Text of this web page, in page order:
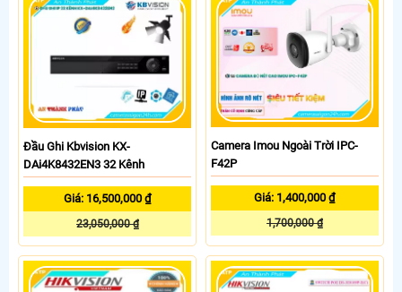
Đầu Ghi Kbvision KX-
DAi4K8432EN3 32 Kênh
Giá: 16,500,000 ₫
23,050,000 ₫
Camera Imou Ngoài Trời IPC-
F42P
Giá: 1,400,000 ₫
1,700,000 ₫